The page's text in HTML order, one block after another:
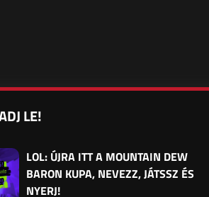
LE!
LOL: ÚJRA ITT A MOUNTAIN DEW
BARON KUPA, NEVEZZ, JÁTSSZ ÉS
NYERJ!